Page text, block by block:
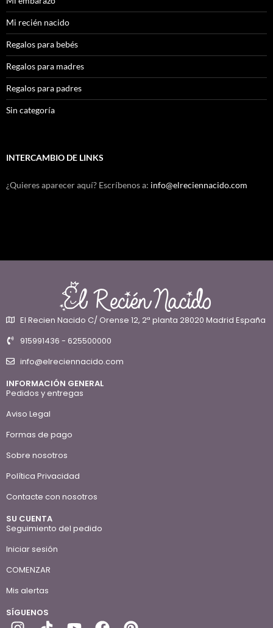
Mi recién nacido
Regalos para bebés
Regalos para madres
Regalos para padres
Sin categoría
INTERCAMBIO DE LINKS
¿Quieres aparecer aquí? Escríbenos a: info@elreciennacido.com
El Recien Nacido C/ Orense 12, 2ª planta 28020 Madrid España
915991436 - 625500000
info@elreciennacido.com
INFORMACIÓN GENERAL
Pedidos y entregas
Aviso Legal
Formas de pago
Sobre nosotros
Política Privacidad
Contacte con nosotros
SU CUENTA
Seguimiento del pedido
Iniciar sesión
COMENZAR
Mis alertas
SÍGUENOS